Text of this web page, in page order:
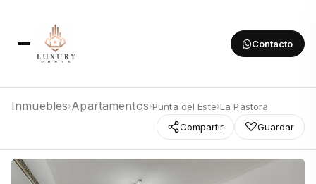
Contacto
Inmuebles›Apartamentos›Punta del Este›La Pastora
Compartir
Guardar